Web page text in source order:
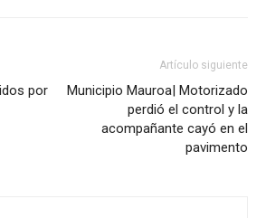
por
Artículo siguiente
Municipio Mauroa| Motorizado
perdió el control y la
acompañante cayó en el
pavimento